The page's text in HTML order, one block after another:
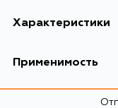
Характеристики
Масса, кг
Применимость